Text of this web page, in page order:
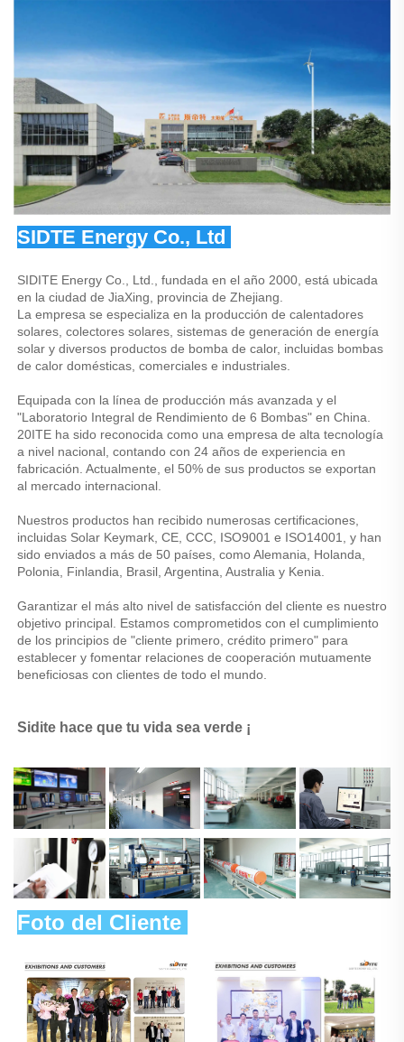
SIDTE Energy Co., Ltd
SIDITE Energy Co., Ltd., fundada en el año 2000, está ubicada
en la ciudad de JiaXing, provincia de Zhejiang.
La empresa se especializa en la producción de calentadores
solares, colectores solares, sistemas de generación de energía
solar y diversos productos de bomba de calor, incluidas bombas
de calor domésticas, comerciales e industriales.
Equipada con la línea de producción más avanzada y el
"Laboratorio Integral de Rendimiento de 6 Bombas" en China.
20ITE ha sido reconocida como una empresa de alta tecnología
a nivel nacional, contando con 24 años de experiencia en
fabricación. Actualmente, el 50% de sus productos se exportan
al mercado internacional.
Nuestros productos han recibido numerosas certificaciones,
incluidas Solar Keymark, CE, CCC, ISO9001 e ISO14001, y han
sido enviados a más de 50 países, como Alemania, Holanda,
Polonia, Finlandia, Brasil, Argentina, Australia y Kenia.
Garantizar el más alto nivel de satisfacción del cliente es nuestro
objetivo principal. Estamos comprometidos con el cumplimiento
de los principios de "cliente primero, crédito primero" para
establecer y fomentar relaciones de cooperación mutuamente
beneficiosas con clientes de todo el mundo.
Sidite hace que tu vida sea verde ¡
Foto del Cliente